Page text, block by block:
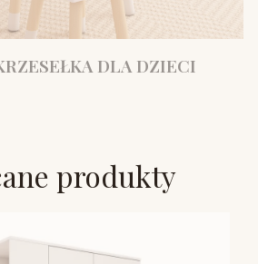
DLA DZIECI
produkty